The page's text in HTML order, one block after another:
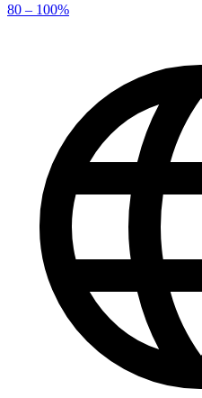
80 – 100%